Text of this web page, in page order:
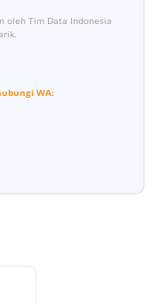
oleh Tim Data Indonesia
WA: